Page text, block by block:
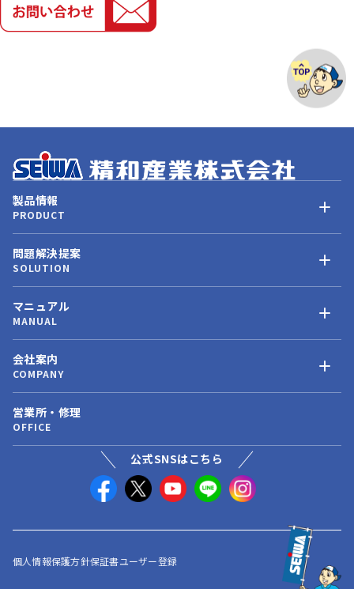
製品情報
PRODUCT
問題解決提案
SOLUTION
マニュアル
MANUAL
会社案内
COMPANY
営業所・修理
OFFICE
公式SNSはこちら
個人情報保護方針保証書ユーザー登録